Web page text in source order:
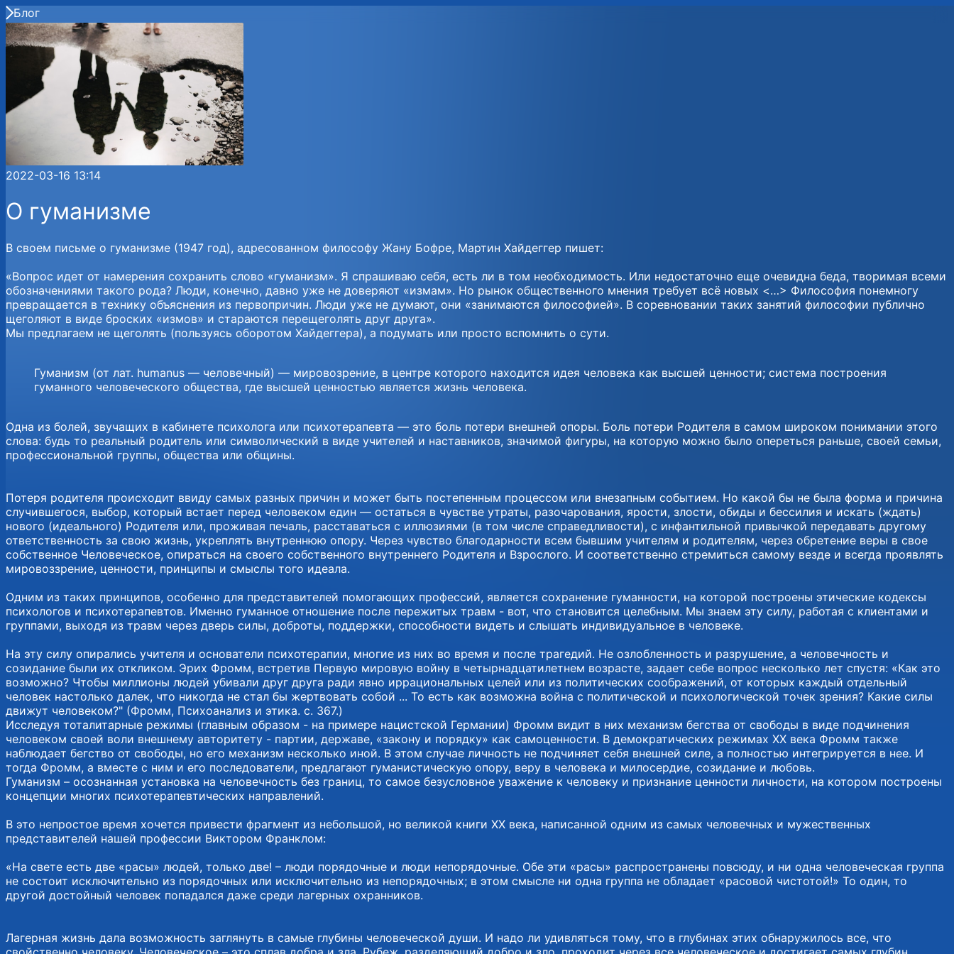
Блог
2022-03-16 13:14
О гуманизме
В своем письме о гуманизме (1947 год), адресованном философу Жану Бофре, Мартин Хайдеггер пишет:
«Вопрос идет от намерения сохранить слово «гуманизм». Я спрашиваю себя, есть ли в том необходимость. Или недостаточно еще очевидна беда, творимая всеми
обозначениями такого рода? Люди, конечно, давно уже не доверяют «измам». Но рынок общественного мнения требует всё новых <…> Философия понемногу
превращается в технику объяснения из первопричин. Люди уже не думают, они «занимаются философией». В соревновании таких занятий философии публично
щеголяют в виде броских «измов» и стараются перещеголять друг друга».
Мы предлагаем не щеголять (пользуясь оборотом Хайдеггера), а подумать или просто вспомнить о сути.
Гуманизм (от лат. humanus — человечный) — мировозрение, в центре которого находится идея человека как высшей ценности; система построения
гуманного человеческого общества, где высшей ценностью является жизнь человека.
Одна из болей, звучащих в кабинете психолога или психотерапевта — это боль потери внешней опоры. Боль потери Родителя в самом широком понимании этого
слова: будь то реальный родитель или символический в виде учителей и наставников, значимой фигуры, на которую можно было опереться раньше, своей семьи,
профессиональной группы, общества или общины.
Потеря родителя происходит ввиду самых разных причин и может быть постепенным процессом или внезапным событием. Но какой бы не была форма и причина
случившегося, выбор, который встает перед человеком един — остаться в чувстве утраты, разочарования, ярости, злости, обиды и бессилия и искать (ждать)
нового (идеального) Родителя или, проживая печаль, расставаться с иллюзиями (в том числе справедливости), с инфантильной привычкой передавать другому
ответственность за свою жизнь, укреплять внутреннюю опору. Через чувство благодарности всем бывшим учителям и родителям, через обретение веры в свое
собственное Человеческое, опираться на своего собственного внутреннего Родителя и Взрослого. И соответственно стремиться самому везде и всегда проявлять
мировоззрение, ценности, принципы и смыслы того идеала.
Одним из таких принципов, особенно для представителей помогающих профессий, является сохранение гуманности, на которой построены этические кодексы
психологов и психотерапевтов. Именно гуманное отношение после пережитых травм - вот, что становится целебным. Мы знаем эту силу, работая с клиентами и
группами, выходя из травм через дверь силы, доброты, поддержки, способности видеть и слышать индивидуальное в человеке.
На эту силу опирались учителя и основатели психотерапии, многие из них во время и после трагедий. Не озлобленность и разрушение, а человечность и
созидание были их откликом. Эрих Фромм, встретив Первую мировую войну в четырнадцатилетнем возрасте, задает себе вопрос несколько лет спустя: «Как это
возможно? Чтобы миллионы людей убивали друг друга ради явно иррациональных целей или из политических соображений, от которых каждый отдельный
человек настолько далек, что никогда не стал бы жертвовать собой ... То есть как возможна война с политической и психологической точек зрения? Какие силы
движут человеком?" (Фромм, Психоанализ и этика. с. 367.)
Исследуя тоталитарные режимы (главным образом - на примере нацистской Германии) Фромм видит в них механизм бегства от свободы в виде подчинения
человеком своей воли внешнему авторитету - партии, державе, «закону и порядку» как самоценности. В демократических режимах ХХ века Фромм также
наблюдает бегство от свободы, но его механизм несколько иной. В этом случае личность не подчиняет себя внешней силе, а полностью интегрируется в нее. И
тогда Фромм, а вместе с ним и его последователи, предлагают гуманистическую опору, веру в человека и милосердие, созидание и любовь.
Гуманизм – осознанная установка на человечность без границ, то самое безусловное уважение к человеку и признание ценности личности, на котором построены
концепции многих психотерапевтических направлений.
В это непростое время хочется привести фрагмент из небольшой, но великой книги XX века, написанной одним из самых человечных и мужественных
представителей нашей профессии Виктором Франклом:
«На свете есть две «расы» людей, только две! – люди порядочные и люди непорядочные. Обе эти «расы» распространены повсюду, и ни одна человеческая группа
не состоит исключительно из порядочных или исключительно из непорядочных; в этом смысле ни одна группа не обладает «расовой чистотой!» То один, то
другой достойный человек попадался даже среди лагерных охранников.
Лагерная жизнь дала возможность заглянуть в самые глубины человеческой души. И надо ли удивляться тому, что в глубинах этих обнаружилось все, что